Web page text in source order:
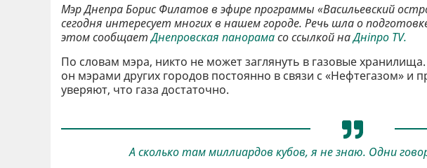
Мэр Днепра Борис Филатов в эфире программы «Васильевский
сегодня интересует многих в нашем городе. Речь шла о
этом сообщаетДнепровская панорамасо ссылкой наДніпро TV.
По словам мэра, никто не может заглянуть в газовые
он мэрами других городов постоянно в связи с «Нефтегазом»
уверяют, что газа достаточно.
А сколько там миллиардов кубов, я не знаю. Одни